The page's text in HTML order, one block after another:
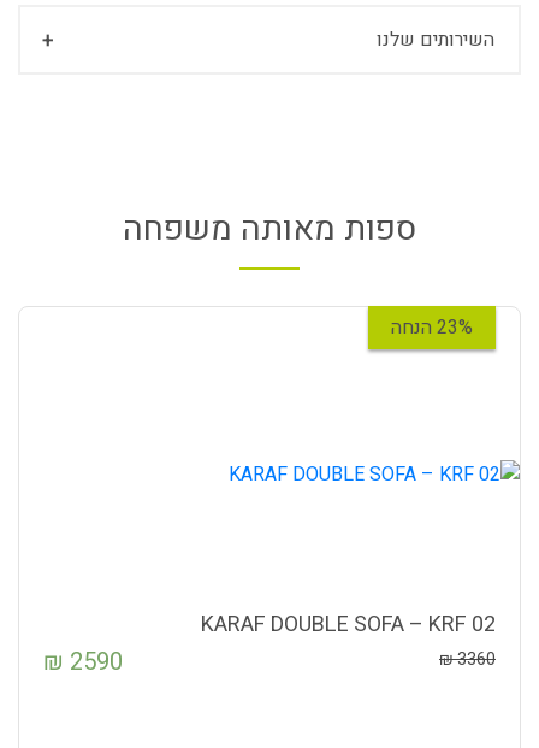
השירותים שלנו
ספות מאותה משפחה
23% הנחה
KARAF DOUBLE SOFA – KRF 02
3360
₪
2590
₪